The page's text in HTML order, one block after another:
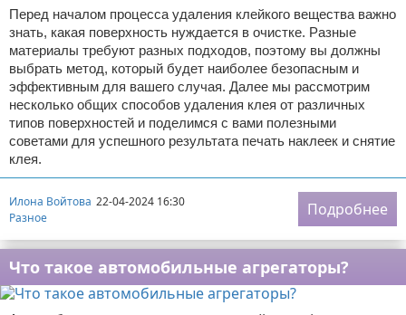
Перед началом процесса удаления клейкого вещества важно
знать, какая поверхность нуждается в очистке. Разные
материалы требуют разных подходов, поэтому вы должны
выбрать метод, который будет наиболее безопасным и
эффективным для вашего случая. Далее мы рассмотрим
несколько общих способов удаления клея от различных
типов поверхностей и поделимся с вами полезными
советами для успешного результата печать наклеек и снятие
клея.
Илона Войтова 22-04-2024 16:30
Разное
Подробнее
Что такое автомобильные агрегаторы?